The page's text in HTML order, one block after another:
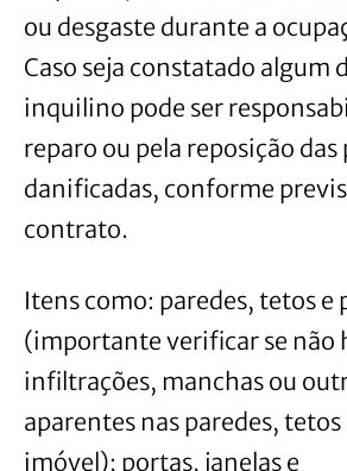
ou desgaste durante a
Caso seja constatado algum
inquilino pode ser
reparo ou pela reposição das
danificadas, conforme
contrato.
Itens como: paredes, tetos e
(importante verificar se não
infiltrações, manchas ou
aparentes nas paredes, tetos
imóvel); portas, janelas e